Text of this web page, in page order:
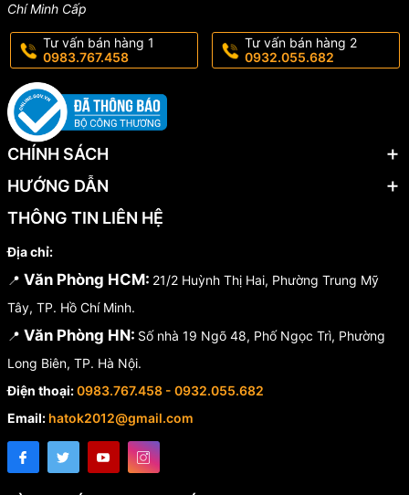
Chí Minh Cấp
Tư vấn bán hàng 1
0983.767.458
Tư vấn bán hàng 2
0932.055.682
CHÍNH SÁCH
HƯỚNG DẪN
THÔNG TIN LIÊN HỆ
Địa chỉ:
📍 Văn Phòng HCM: 21/2 Huỳnh Thị Hai, Phường Trung Mỹ
Tây, TP. Hồ Chí Minh.
📍 Văn Phòng HN: Số nhà 19 Ngõ 48, Phố Ngọc Trì, Phường
Long Biên, TP. Hà Nội.
Điện thoại:0983.767.458 - 0932.055.682
Email: hatok2012@gmail.com